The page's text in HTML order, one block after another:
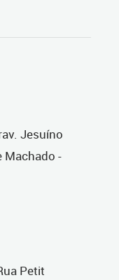
Jesuíno
Machado -
Petit